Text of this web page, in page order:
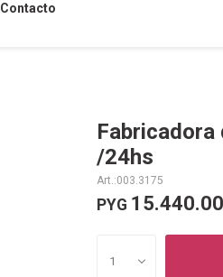
Contacto
Fabricadora
/24hs
003.3175
PYG
1